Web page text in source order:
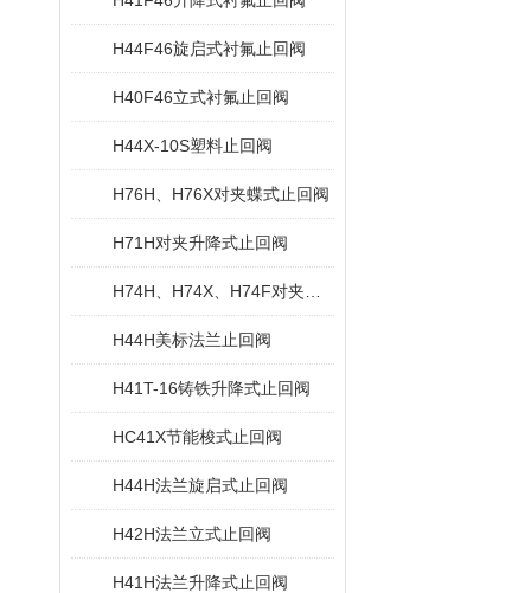
H44F46旋启式衬氟止回阀
H40F46立式衬氟止回阀
H44X-10S塑料止回阀
H76H、H76X对夹蝶式止回阀
H71H对夹升降式止回阀
H44H美标法兰止回阀
H41T-16铸铁升降式止回阀
HC41X节能梭式止回阀
H44H法兰旋启式止回阀
H42H法兰立式止回阀
H41H法兰升降式止回阀